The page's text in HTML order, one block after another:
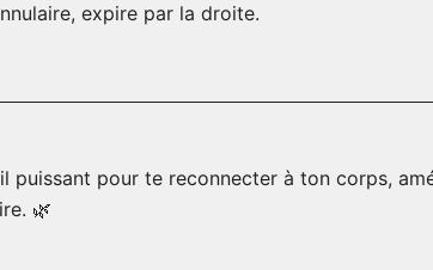
expire par la droite.
puissant pour te reconnecter à ton corps,
🌿